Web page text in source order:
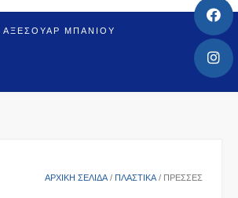
ΑΞΕΣΟΥΆΡ ΜΠΆΝΙΟΥ
ΑΡΧΙΚΉ ΣΕΛΊΔΑ / ΠΛΑΣΤΙΚΑ / ΠΡΈΣΣΕΣ